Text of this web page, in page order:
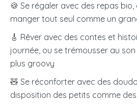
versant directement une aide
montant dépend de vos revenus
d’enfants à charge.
🍪 Se régaler avec des repas
manger tout seul comme un
🎸 Rêver avec des contes et
journée, ou se trémousser au
plus groovy
🧸 Se réconforter avec des
disposition des petits comme